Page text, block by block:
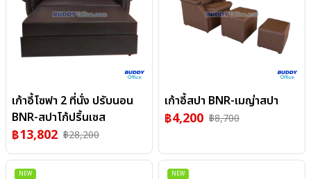
เก้าอี้โซฟา 2 ที่นั่ง ปรับนอน
BNR-สปาโก้ปริ้นเซส
฿13,802 ฿28,200
เก้าอี้สปา BNR-เมญ่าสปา
฿4,200 ฿8,700
NEW NEW